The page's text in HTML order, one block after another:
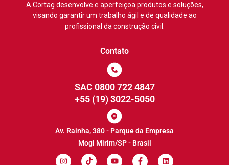
A Cortag desenvolve e aperfeiçoa produtos e soluções,
visando garantir um trabalho ágil e de qualidade ao
profissional da construção civil.
Contato
SAC 0800 722 4847
+55 (19) 3022-5050
Av. Rainha, 380 - Parque da Empresa
Mogi Mirim/SP - Brasil